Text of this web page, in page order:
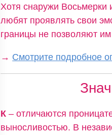
Хотя снаружи Восьмерки
любят проявлять свои
границы не позволяют им
→ Смотрите подробное
К – отличаются
выносливостью. В